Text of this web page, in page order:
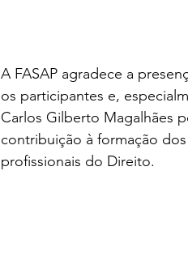
A FASAP agradece a
os participantes e,
Carlos Gilberto Magalhães
contribuição à formação
profissionais do Direito.